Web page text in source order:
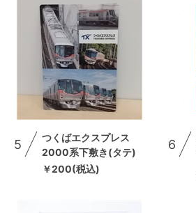
5
つくばエクスプレス
2000系下敷き(タテ)
￥200(税込)
6